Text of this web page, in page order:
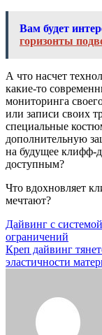
Вам будет
горизонты
А что насчет
какие-то
мониторинга
или записи своих
специальные
дополнительную
на будущее клифф-
доступным?
Что вдохновляет
мечтают?
Навигация
по
записям
Дайвинг с
ограничений
Креп дайвинг
эластичности